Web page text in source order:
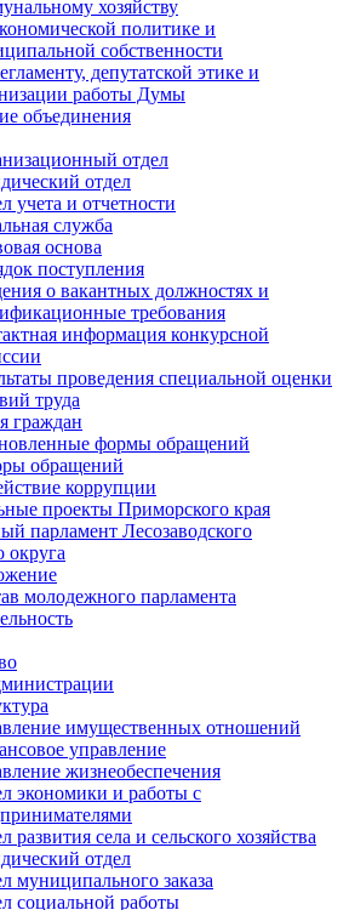
хозяйству
политике и
собственности
депутатской этике и
работы Думы
объединения
отдел
отдел
учета и отчетности
служба
основа
поступления
о вакантных должностях и
требования
информация конкурсной
проведения специальной оценки
труда
граждан
формы обращений
обращений
коррупции
проекты Приморского края
парламент Лесозаводского
округа
молодежного парламента
имущественных отношений
управление
жизнеобеспечения
экономики и работы с
развития села и сельского хозяйства
отдел
муниципального заказа
социальной работы